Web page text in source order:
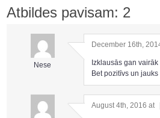
Atbildes pavisam: 2
Nese
December 16th,
Izklausās gan
Bet pozitīvs un
August 4th, 2016 at